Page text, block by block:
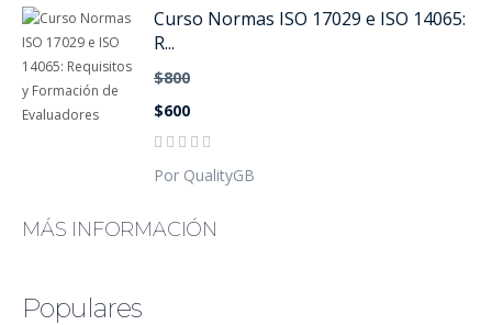
Curso Normas ISO 17029 e ISO 14065:
R...
$800
$600
Por QualityGB
MÁS INFORMACIÓN
Populares